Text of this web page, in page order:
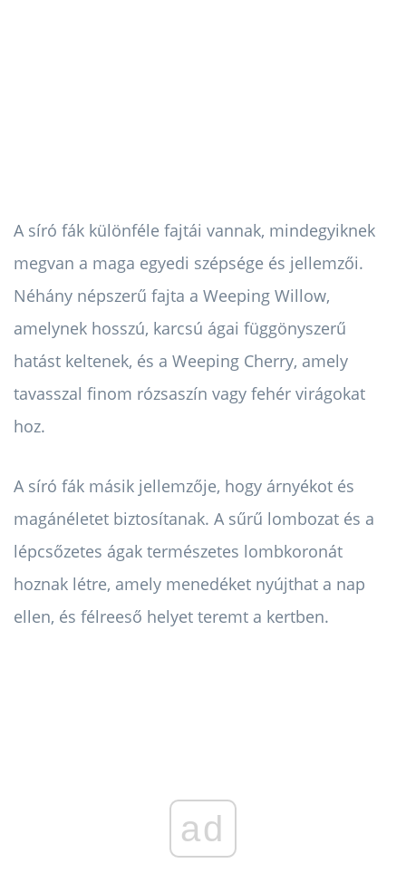
A síró fák különféle fajtái vannak, mindegyiknek
megvan a maga egyedi szépsége és jellemzői.
Néhány népszerű fajta a Weeping Willow,
amelynek hosszú, karcsú ágai függönyszerű
hatást keltenek, és a Weeping Cherry, amely
tavasszal finom rózsaszín vagy fehér virágokat
hoz.
A síró fák másik jellemzője, hogy árnyékot és
magánéletet biztosítanak. A sűrű lombozat és a
lépcsőzetes ágak természetes lombkoronát
hoznak létre, amely menedéket nyújthat a nap
ellen, és félreeső helyet teremt a kertben.
ad